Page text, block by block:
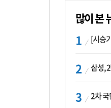
많이 본
[시승기] “전
삼성, 2년 만
2차 국민성장펀